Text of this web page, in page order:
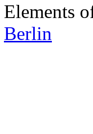
Elements
Berlin